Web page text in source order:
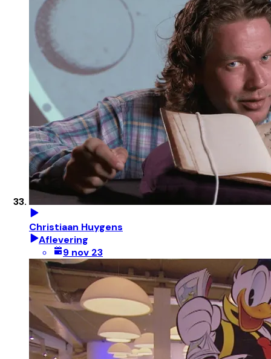
Christiaan Huygens
Aflevering
9 nov 23